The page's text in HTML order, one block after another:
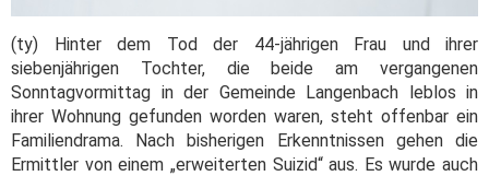
(ty) Hinter dem Tod der 44-jährigen Frau und ihrer
siebenjährigen Tochter, die beide am vergangenen
Sonntagvormittag in der Gemeinde Langenbach leblos in
ihrer Wohnung gefunden worden waren, steht offenbar ein
Familiendrama. Nach bisherigen Erkenntnissen gehen die
Ermittler von einem „erweiterten Suizid“ aus. Es wurde auch